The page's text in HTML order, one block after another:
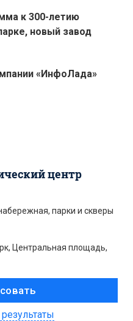
к 300-летию
новый завод
«ИнфоЛада»
центр
парки и скверы
Центральная площадь,